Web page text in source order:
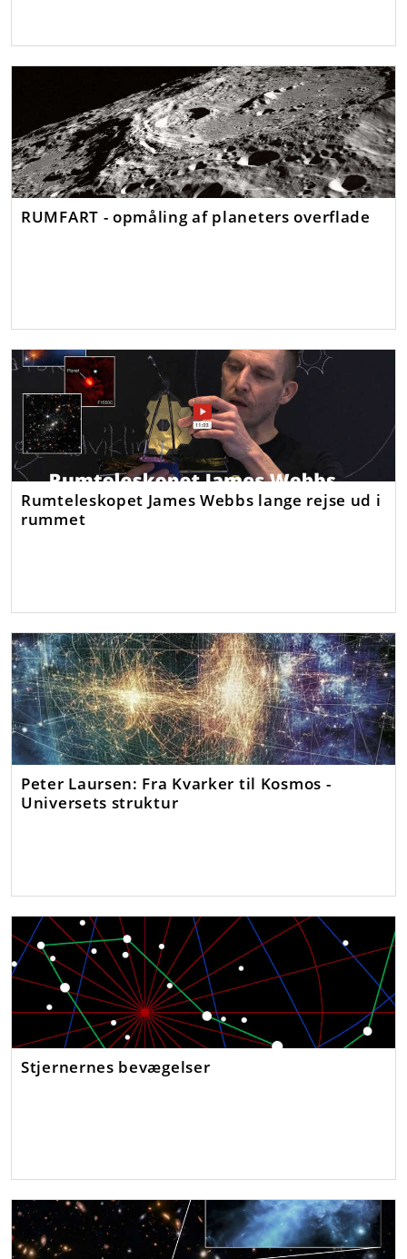
RUMFART - opmåling af planeters overflade
Rumteleskopet James Webbs lange rejse ud i
rummet
Peter Laursen: Fra Kvarker til Kosmos -
Universets struktur
Stjernernes bevægelser